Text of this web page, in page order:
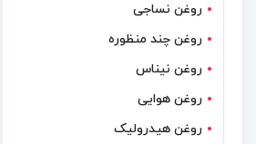
روغن نساجی
روغن چند منظوره
روغن نیناس
روغن هوایی
روغن هیدرولیک